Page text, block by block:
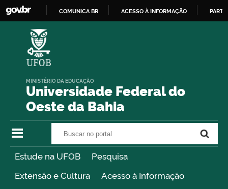
COMUNICA BR ACESSO À INFORMAÇÃO
Universidade Federal do
Oeste da Bahia
MINISTÉRIO DA EDUCAÇÃO
Estude na UFOB
Pesquisa
Extensão e Cultura
Acesso à Informação